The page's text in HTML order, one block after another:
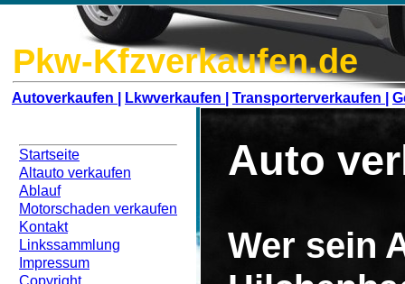
Pkw-Kfzverkaufen.de
Autoverkaufen | Lkwverkaufen | Transporterverkaufen |
Startseite
Altauto verkaufen
Ablauf
Motorschaden verkaufen
Kontakt
Linkssammlung
Impressum
Copyright
Auto
Wer sein